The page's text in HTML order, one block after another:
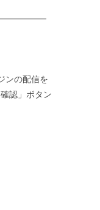
ンの配信を
認」ボタン